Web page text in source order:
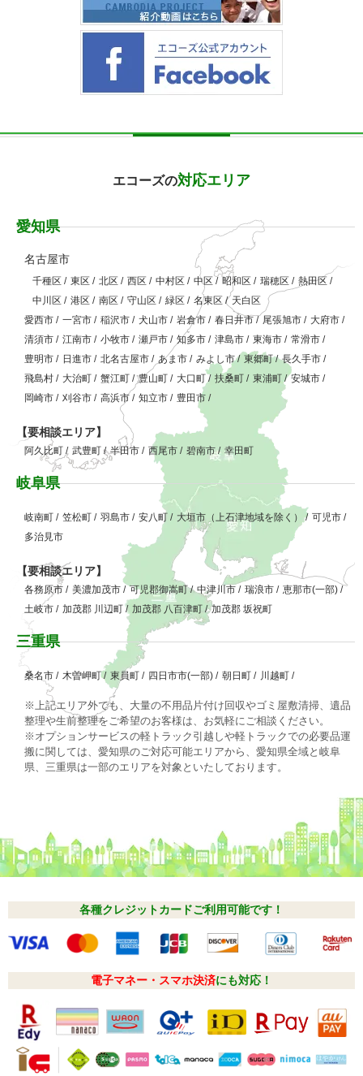
エコーズの対応エリア
愛知県
名古屋市
千種区 / 東区 / 北区 / 西区 / 中村区 / 中区/ 昭和区 / 瑞穂区 / 熱田区 /
中川区 / 港区 / 南区 / 守山区 / 緑区 / 名東区 / 天白区
愛西市 / 一宮市 / 稲沢市 / 犬山市 / 岩倉市 / 春日井市/ 尾張旭市 / 大府市 /
清須市 / 江南市 / 小牧市 / 瀬戸市 / 知多市 / 津島市 / 東海市 / 常滑市 /
豊明市 / 日進市 / 北名古屋市 / あま市 / みよし市/ 東郷町/ 長久手市 /
飛島村 / 大治町 / 蟹江町 / 豊山町 / 大口町/ 扶桑町 / 東浦町 / 安城市 /
岡崎市 / 刈谷市 / 高浜市 / 知立市 / 豊田市 /
【要相談エリア】
阿久比町 / 武豊町/ 半田市 / 西尾市 / 碧南市/ 幸田町
岐阜県
岐南町 / 笠松町 / 羽島市 / 安八町 / 大垣市（上石津地域を除く） / 可児市 /
多治見市
【要相談エリア】
各務原市 / 美濃加茂市 / 可児郡御嵩町/ 中津川市 / 瑞浪市 / 恵那市(一部) /
土岐市 / 加茂郡 川辺町/ 加茂郡 八百津町 / 加茂郡 坂祝町
三重県
桑名市 / 木曽岬町/ 東員町 / 四日市市(一部) / 朝日町 / 川越町 /
※上記エリア外でも、大量の不用品片付け回収やゴミ屋敷清掃、遺品
整理や生前整理をご希望のお客様は、お気軽にご相談ください。
※オプションサービスの軽トラック引越しや軽トラックでの必要品運
搬に関しては、愛知県のご対応可能エリアから、愛知県全域と岐阜
県、三重県は一部のエリアを対象といたしております。
各種クレジットカードご利用可能です！
電子マネー・スマホ決済にも対応！